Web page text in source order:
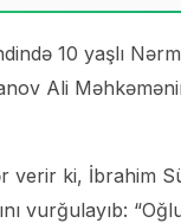
10 yaşlı
Ali
verir ki, İbrahim
vurğulayıb: